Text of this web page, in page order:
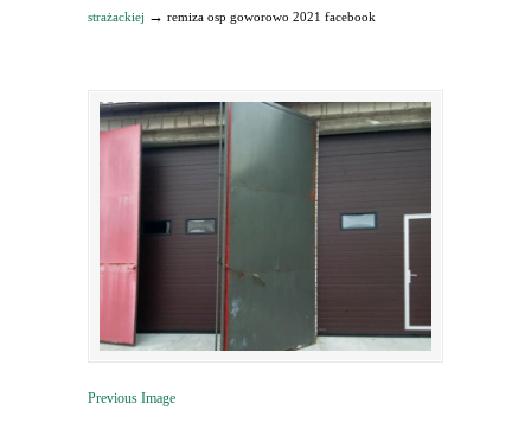
strażackiej → remiza osp goworowo 2021 facebook
Previous Image